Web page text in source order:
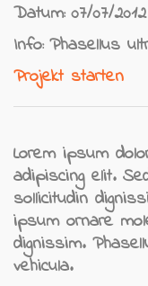
Datum: 07/07/2012
Info: Phasellus
Projekt starten
Lorem ipsum
adipiscing elit.
sollicitudin
ipsum ornare
dignissim.
vehicula.